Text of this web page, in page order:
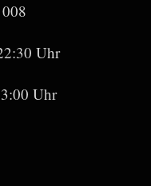
Uhr
Uhr